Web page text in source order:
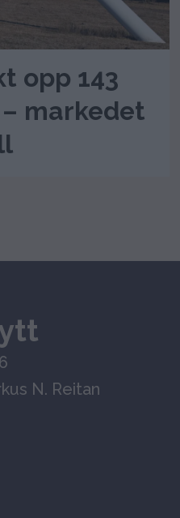
opp 143
markedet
N. Reitan